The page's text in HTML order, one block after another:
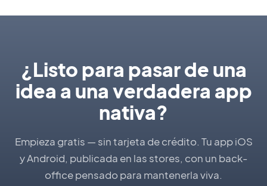
¿Listo para pasar de una
idea a una verdadera app
nativa?
Empieza gratis — sin tarjeta de crédito. Tu app iOS
y Android, publicada en las stores, con un back-
office pensado para mantenerla viva.